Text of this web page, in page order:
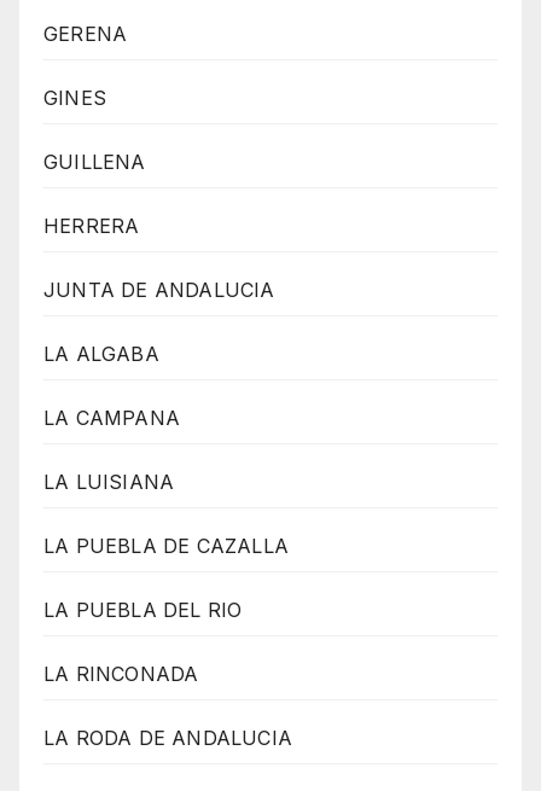
GERENA
GINES
GUILLENA
HERRERA
JUNTA DE ANDALUCIA
LA ALGABA
LA CAMPANA
LA LUISIANA
LA PUEBLA DE CAZALLA
LA PUEBLA DEL RIO
LA RINCONADA
LA RODA DE ANDALUCIA